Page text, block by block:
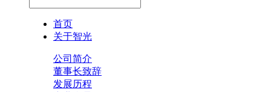
首页
关于智光
公司简介
董事长致辞
发展历程